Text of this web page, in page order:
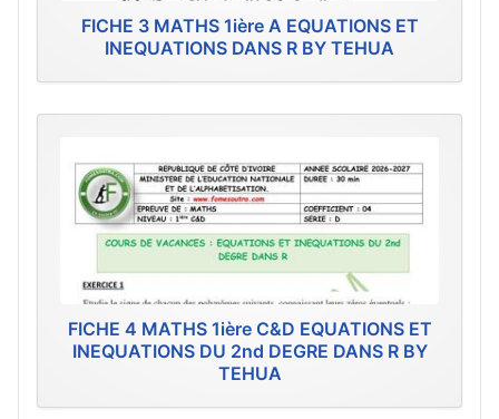
FICHE 3 MATHS 1ière A EQUATIONS ET
INEQUATIONS DANS R BY TEHUA
FICHE 4 MATHS 1ière C&D EQUATIONS ET
INEQUATIONS DU 2nd DEGRE DANS R BY
TEHUA